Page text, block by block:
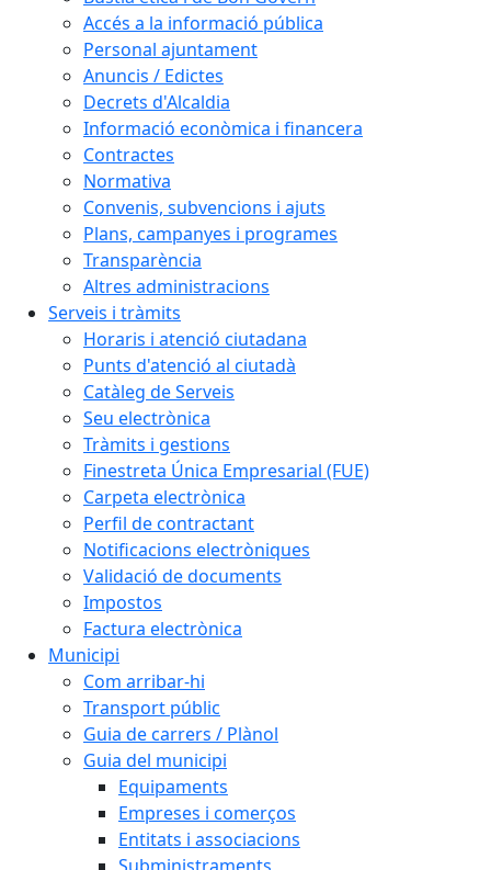
Accés a la informació pública
Personal ajuntament
Anuncis / Edictes
Decrets d'Alcaldia
Informació econòmica i financera
Contractes
Normativa
Convenis, subvencions i ajuts
Plans, campanyes i programes
Transparència
Altres administracions
Serveis i tràmits
Horaris i atenció ciutadana
Punts d'atenció al ciutadà
Catàleg de Serveis
Seu electrònica
Tràmits i gestions
Finestreta Única Empresarial (FUE)
Carpeta electrònica
Perfil de contractant
Notificacions electròniques
Validació de documents
Impostos
Factura electrònica
Municipi
Com arribar-hi
Transport públic
Guia de carrers / Plànol
Guia del municipi
Equipaments
Empreses i comerços
Entitats i associacions